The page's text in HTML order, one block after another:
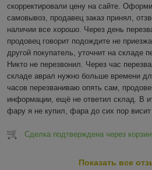
скорректировали цену на сайте.
самовывоз, продавец заказ принял,
наличии все хорошо. Через день
продовец говорит подождите не
другой покупатель, уточнит на складе
Никто не перезвонил. Через час
складе аврал нужно больше времени
часов перезваниваю опять сам,
информации, ещё не ответил склад. В
фару я не купил, фара до сих пор висит
Сделка подтверждена через
Показать все